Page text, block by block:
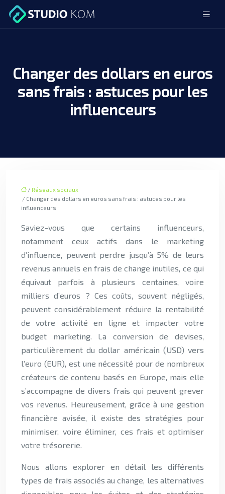
Changer des dollars en euros
sans frais : astuces pour les
influenceurs
/ Réseaux sociaux
/ Changer des dollars en euros sans frais : astuces pour les
influenceurs
Saviez-vous que certains influenceurs,
notamment ceux actifs dans le marketing
d’influence, peuvent perdre jusqu’à 5% de leurs
revenus annuels en frais de change inutiles, ce qui
équivaut parfois à plusieurs centaines, voire
milliers d’euros ? Ces coûts, souvent négligés,
peuvent considérablement réduire la rentabilité
de votre activité en ligne et impacter votre
budget marketing. La conversion de devises,
particulièrement du dollar américain (USD) vers
l’euro (EUR), est une nécessité pour de nombreux
créateurs de contenu basés en Europe, mais elle
s’accompagne de divers frais qui peuvent grever
vos revenus. Heureusement, grâce à une gestion
financière avisée, il existe des stratégies pour
minimiser, voire éliminer, ces frais et optimiser
votre trésorerie.
Nous allons explorer en détail les différents
types de frais associés au change, les alternatives